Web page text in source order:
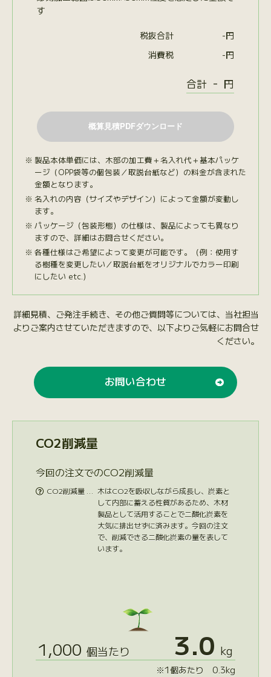
す
税抜合計 -円
消費税
-円
合計 - 円
製品本体単価には、木部の加工費＋名入れ代＋基本パッケ
ージ（OPP袋等の個包装／取説台紙など）の料金が含まれた
金額となります。
名入れの内容（サイズやデザイン）によって金額が変動し
ます。
パッケージ（包装形態）の仕様は、製品によっても異なり
ますので、詳細はお問合せください。
各種仕様はご希望によって変更が可能です。（例：使用す
る樹種を変更したい／取説台紙をオリジナルでカラー印刷
にしたい etc.）
詳細見積、ご発注手続き、その他ご質問等については、当社担当
よりご案内させていただきますので、以下よりご気軽にお問合せ
ください。
お問い合わせ
CO2削減量
今回の注文でのCO2削減量
 CO2削減量 …
木はCO2を吸収しながら成長し、炭素と
して内部に蓄える性質があるため、木材
製品として活用することで二酸化炭素を
大気に排出せずに済みます。今回の注文
で、削減できる二酸化炭素の量を表して
います。
1,000 個当たり 3.0 kg
※1個あたり 0.3kg